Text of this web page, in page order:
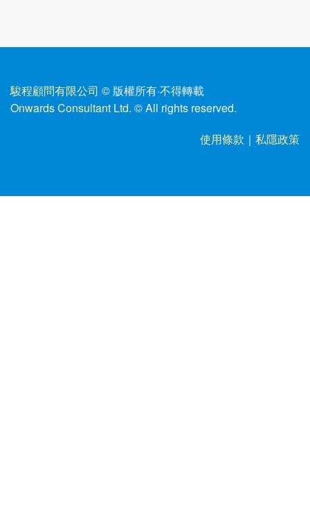
駿程顧問有限公司 © 版權所有·不得轉載
Onwards Consultant Ltd. © All rights reserved.
使用條款 ｜ 私隱政策